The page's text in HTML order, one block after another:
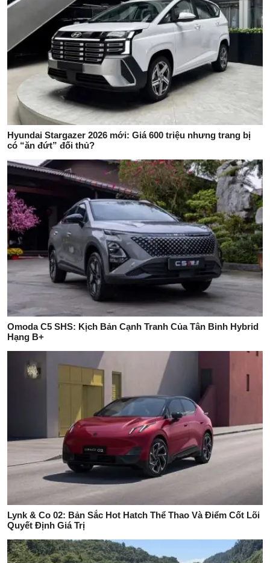
Hyundai Stargazer 2026 mới: Giá 600 triệu nhưng trang bị
có “ăn đứt” đối thủ?
Omoda C5 SHS: Kịch Bản Cạnh Tranh Của Tân Binh Hybrid
Hạng B+
Lynk & Co 02: Bản Sắc Hot Hatch Thể Thao Và Điểm Cốt Lõi
Quyết Định Giá Trị